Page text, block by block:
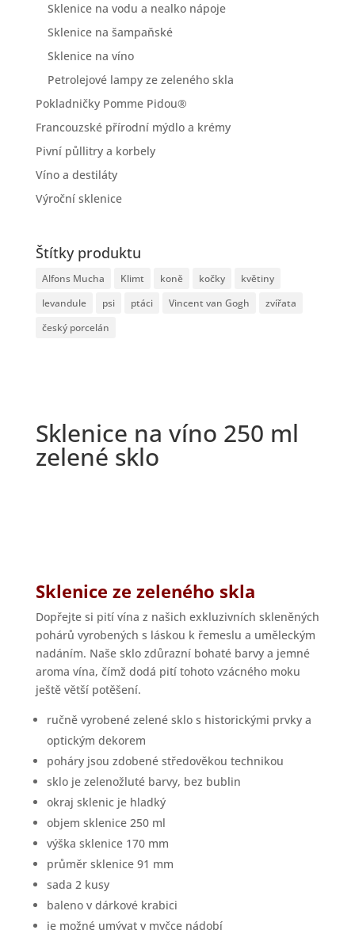
Sklenice na vodu a nealko nápoje
Sklenice na šampaňské
Sklenice na víno
Petrolejové lampy ze zeleného skla
Pokladničky Pomme Pidou®
Francouzské přírodní mýdlo a krémy
Pivní půllitry a korbely
Víno a destiláty
Výroční sklenice
Štítky produktu
Alfons Mucha Klimt koně kočky
květiny
levandule
psi ptáci Vincent van Gogh
zvířata
český porcelán
Sklenice na víno 250 ml
zelené sklo
Sklenice ze zeleného skla
Dopřejte si pití vína z našich exkluzivních skleněných
pohárů vyrobených s láskou k řemeslu a uměleckým
nadáním. Naše sklo zdůrazní bohaté barvy a jemné
aroma vína, čímž dodá pití tohoto vzácného moku
ještě větší potěšení.
ručně vyrobené zelené sklo s historickými prvky a
optickým dekorem
poháry jsou zdobené středověkou technikou
sklo je zelenožluté barvy, bez bublin
okraj sklenic je hladký
objem sklenice 250 ml
výška sklenice 170 mm
průměr sklenice 91 mm
sada 2 kusy
baleno v dárkové krabici
je možné umývat v myčce nádobí